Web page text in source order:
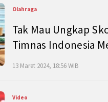
Olahraga
Tak Mau Ungkap
Timnas Indonesia
13 Maret 2024, 18:56 WIB
Video